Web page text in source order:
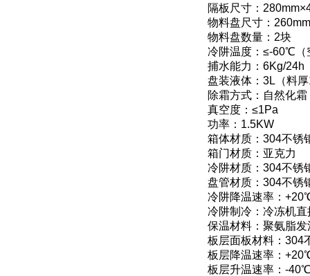
隔板尺寸：
物料盘尺寸：
物料盘数量：2块
冷阱温度：≤-60℃（
捕水能力：6Kg/24h
盘装液体：3L（料
除霜方式：自然化霜
真空度：≤1Pa
功率：1.5KW
箱体材质：304不锈
箱门材质：亚克力
冷阱材质：304不锈
盘管材质：304不锈
冷阱降温速率：
冷阱制冷：冷冻机直
保温材料：聚氨脂发
板层面板材料：304
板层降温速率：
板层升温速率：-